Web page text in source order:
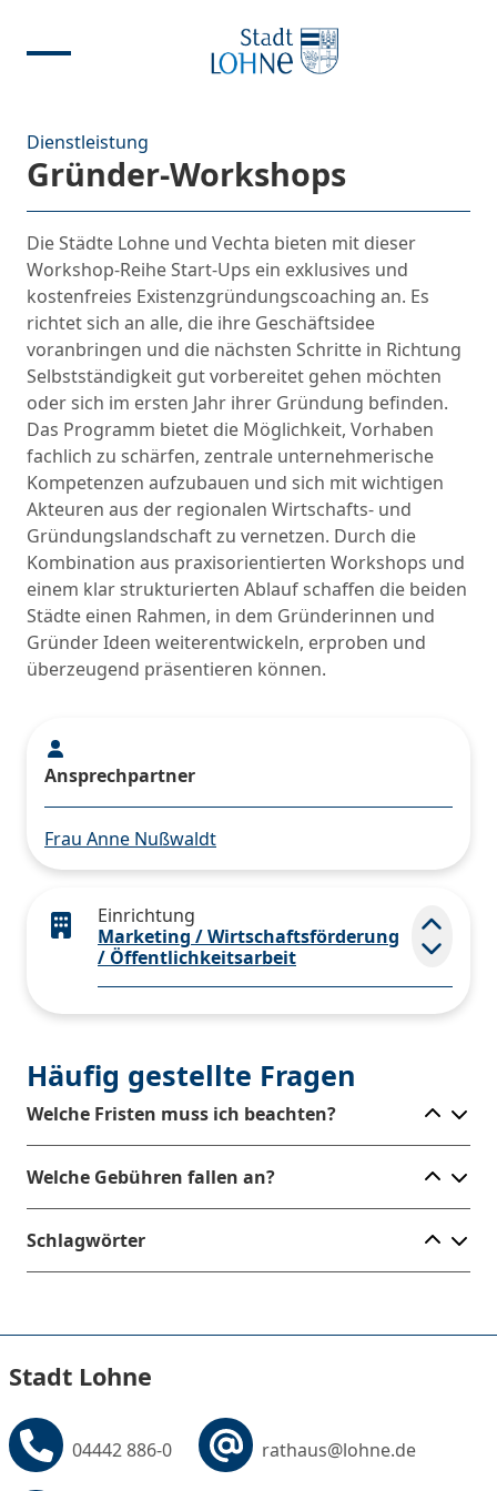
Dienstleistung
Gründer-Workshops
Ansprechpartner
Frau Anne Nußwaldt
Die Städte Lohne und Vechta bieten mit dieser
Workshop-Reihe Start-Ups ein exklusives und
kostenfreies Existenzgründungscoaching an. Es
richtet sich an alle, die ihre Geschäftsidee
voranbringen und die nächsten Schritte in Richtung
Selbstständigkeit gut vorbereitet gehen möchten
oder sich im ersten Jahr ihrer Gründung befinden.
Das Programm bietet die Möglichkeit, Vorhaben
fachlich zu schärfen, zentrale unternehmerische
Kompetenzen aufzubauen und sich mit wichtigen
Akteuren aus der regionalen Wirtschafts- und
Gründungslandschaft zu vernetzen. Durch die
Kombination aus praxisorientierten Workshops und
einem klar strukturierten Ablauf schaffen die beiden
Städte einen Rahmen, in dem Gründerinnen und
Gründer Ideen weiterentwickeln, erproben und
überzeugend präsentieren können.
Einrichtung
Marketing / Wirtschaftsförderung
/ Öffentlichkeitsarbeit
Häufig gestellte Fragen
Welche Fristen muss ich beachten?
Welche Gebühren fallen an?
Schlagwörter
Stadt Lohne
04442 886-0 rathaus@lohne.de